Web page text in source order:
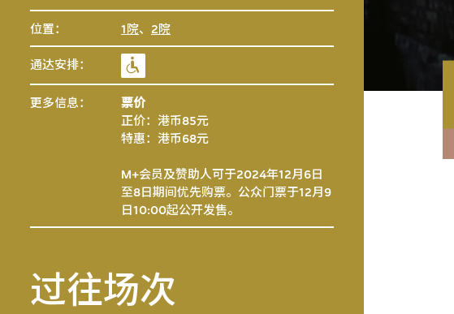
位置： 1院、 2院
通达安排：
更多信息： 票价
正价：港币85元
特惠：港币68元
M+会员及赞助人可于2024年12月6日
至8日期间优先购票。公众门票于12月9
日10:00起公开发售。
过往场次